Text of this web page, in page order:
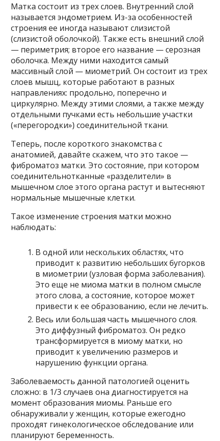
Матка состоит из трех слоев. Внутренний слой
называется эндометрием. Из-за особенностей
строения ее иногда называют слизистой
(слизистой оболочкой). Также есть внешний слой
— периметрия; второе его название — серозная
оболочка. Между ними находится самый
массивный слой — миометрий. Он состоит из трех
слоев мышц, которые работают в разных
направлениях: продольно, поперечно и
циркулярно. Между этими слоями, а также между
отдельными пучками есть небольшие участки
(«перегородки») соединительной ткани.
Теперь, после короткого знакомства с
анатомией, давайте скажем, что это такое —
фиброматоз матки. Это состояние, при котором
соединительнотканные «разделители» в
мышечном слое этого органа растут и вытесняют
нормальные мышечные клетки.
Такое изменение строения матки можно
наблюдать:
В одной или нескольких областях, что
приводит к развитию небольших бугорков
в миометрии (узловая форма заболевания).
Это еще не миома матки в полном смысле
этого слова, а состояние, которое может
привести к ее образованию, если не лечить.
Весь или большая часть мышечного слоя.
Это диффузный фиброматоз. Он редко
трансформируется в миому матки, но
приводит к увеличению размеров и
нарушению функции органа.
Заболеваемость данной патологией оценить
сложно: в 1/3 случаев она диагностируется на
момент образования миомы. Раньше его
обнаруживали у женщин, которые ежегодно
проходят гинекологическое обследование или
планируют беременность.